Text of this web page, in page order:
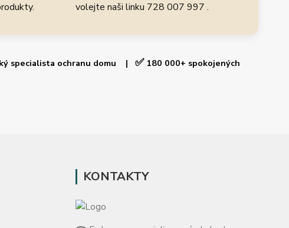
volejte naši linku 728 007 997 .
specialista ochranu domu | ✅180 000+ spokojených
KONTAKTY